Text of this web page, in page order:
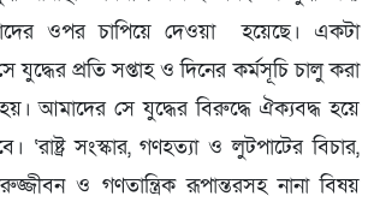
ওপর চাপিয়ে দেওয়া হয়েছে। একটা
প্রতি সপ্তাহ ও দিনের কর্মসূচি চালু করা
আমাদের সে যুদ্ধের বিরুদ্ধে ঐক্যবদ্ধ হয়ে
‘রাষ্ট্র সংস্কার, গণহত্যা ও লুটপাটের বিচার,
ও গণতান্ত্রিক রূপান্তরসহ নানা বিষয়